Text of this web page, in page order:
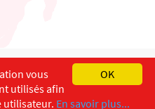
OK
vous
utilisés afin
utilisateur. En savoir plus...